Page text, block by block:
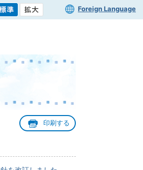
Foreign Language
印刷する